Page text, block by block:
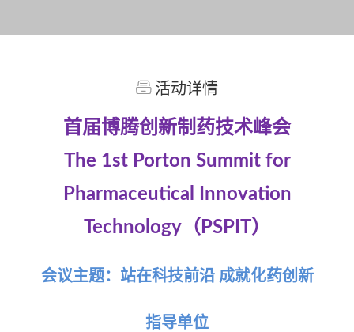
活动详情
首届博腾创新制药技术峰会
The 1st Porton Summit for
Pharmaceutical Innovation
Technology（PSPIT）
会议主题：站在科技前沿 成就化药创新
指导单位